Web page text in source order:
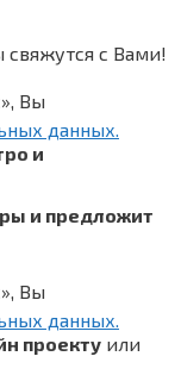
свяжутся с Вами!
Вы
данных.
и
и предложит
Вы
данных.
проекту или